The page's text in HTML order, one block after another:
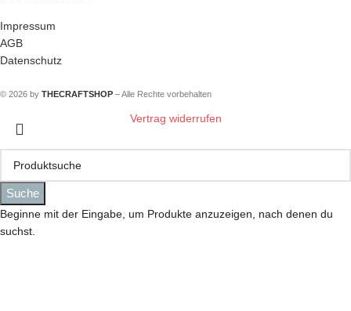
Impressum
AGB
Datenschutz
© 2026 by THECRAFTSHOP – Alle Rechte vorbehalten
Suche
Beginne mit der Eingabe, um Produkte anzuzeigen, nach denen du
suchst.
Vertrag widerrufen